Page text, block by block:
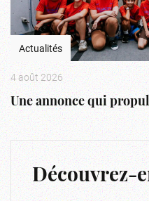
Actualités
4 août 2026
Une annonce qui
Découvrez-